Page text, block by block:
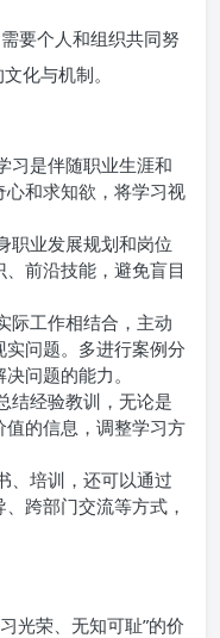
要个人和组织共同努
化与机制。
习是伴随职业生涯和
心和求知欲，将学习视
职业发展规划和岗位
前沿技能，避免盲目
际工作相结合，主动
问题。多进行案例分
问题的能力。
结经验教训，无论是
的信息，调整学习方
、培训，还可以通过
跨部门交流等方式，
习光荣、无知可耻”的价